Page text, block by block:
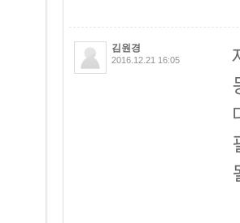
김원경
2016.12.21 16:05